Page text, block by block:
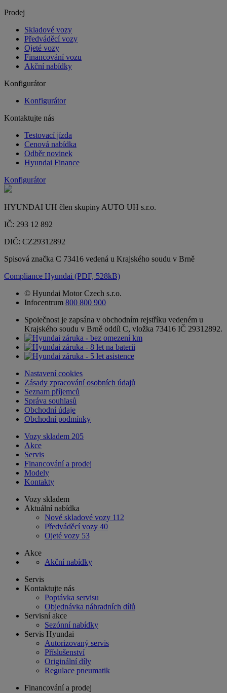
Prodej
Skladové vozy
Předváděcí vozy
Ojeté vozy
Financování vozu
Akční nabídky
Konfigurátor
Konfigurátor
Kontaktujte nás
Testovací jízda
Cenová nabídka
Odběr novinek
Hyundai Finance
Konfigurátor
HYUNDAI UH člen skupiny AUTO UH s.r.o.
IČ: 293 12 892
DIČ: CZ29312892
Spisová značka C 73416 vedená u Krajského soudu v Brně
Compliance Hyundai (PDF, 528kB)
© Hyundai Motor Czech s.r.o.
Infocentrum 800 800 900
Společnost je zapsána v obchodním rejstříku vedeném u
Krajského soudu v Brně oddíl C, vložka 73416 IČ 29312892.
Nastavení cookies
Zásady zpracování osobních údajů
Seznam příjemců
Správa souhlasů
Obchodní údaje
Obchodní podmínky
Vozy skladem 205
Akce
Servis
Financování a prodej
Modely
Kontakty
Vozy skladem
Aktuální nabídka
Nové skladové vozy 112
Předváděcí vozy 40
Ojeté vozy 53
Akce
Akční nabídky
Servis
Kontaktujte nás
Poptávka servisu
Objednávka náhradních dílů
Servisní akce
Sezónní nabídky
Servis Hyundai
Autorizovaný servis
Příslušenství
Originální díly
Regulace pneumatik
Financování a prodej